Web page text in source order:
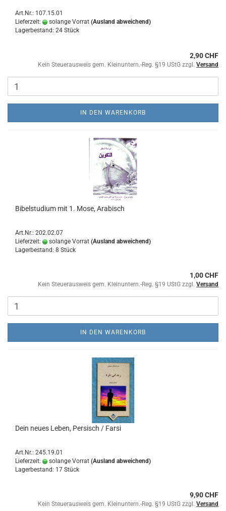
Art.Nr.: 107.15.01
Lieferzeit:
solange Vorrat (Ausland abweichend)
Lagerbestand: 24 Stück
2,90 CHF
Kein Steuerausweis gem. Kleinuntern.-Reg. §19 UStG zzgl. Versand
IN DEN WARENKORB
Bibelstudium mit 1. Mose, Arabisch
Art.Nr.: 202.02.07
Lieferzeit:
solange Vorrat (Ausland abweichend)
Lagerbestand: 8 Stück
1,00 CHF
Kein Steuerausweis gem. Kleinuntern.-Reg. §19 UStG zzgl. Versand
IN DEN WARENKORB
Dein neues Leben, Persisch / Farsi
Art.Nr.: 245.19.01
Lieferzeit:
solange Vorrat (Ausland abweichend)
Lagerbestand: 17 Stück
9,90 CHF
Kein Steuerausweis gem. Kleinuntern.-Reg. §19 UStG zzgl. Versand